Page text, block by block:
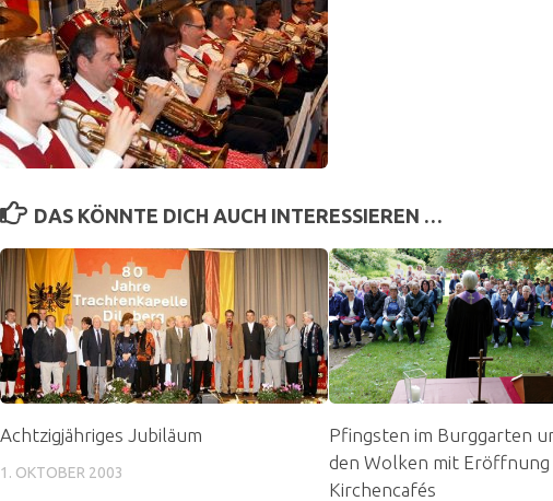
DAS KÖNNTE DICH AUCH INTERESSIEREN …
Achtzigjähriges Jubiläum
1. OKTOBER 2003
Pfingsten im Burggarten
den Wolken mit Eröffnung
Kirchencafés